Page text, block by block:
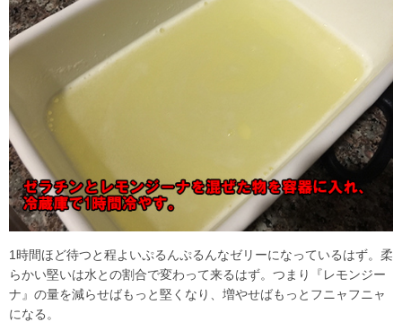
1時間ほど待つと程よいぷるんぷるんなゼリーになっているはず。柔
らかい堅いは水との割合で変わって来るはず。つまり『レモンジー
ナ』の量を減らせばもっと堅くなり、増やせばもっとフニャフニャ
になる。